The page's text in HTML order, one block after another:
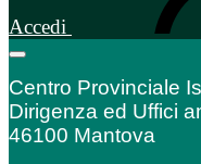
Accedi
Centro Provinciale
Dirigenza ed Uffici
46100 Mantova